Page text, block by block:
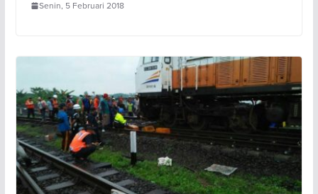
Senin, 5 Februari 2018